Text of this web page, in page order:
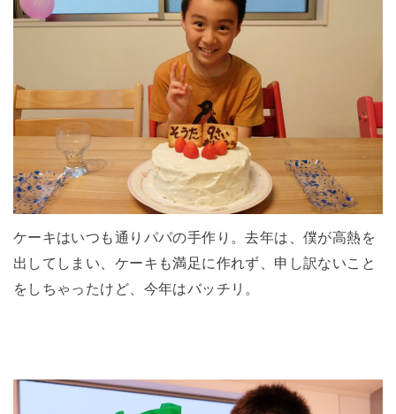
ケーキはいつも通りパパの手作り。去年は、僕が高熱を
出してしまい、ケーキも満足に作れず、申し訳ないこと
をしちゃったけど、今年はバッチリ。